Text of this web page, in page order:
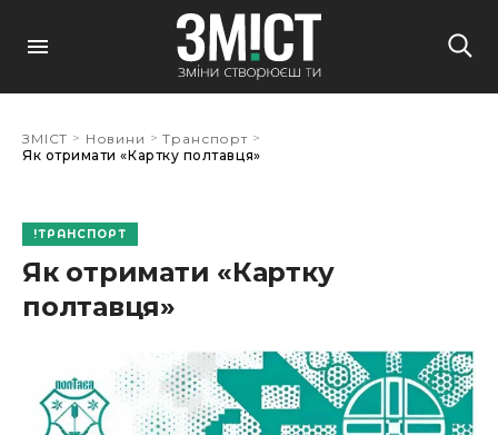
ЗМІСТ > Новини > Транспорт >
Як отримати «Картку полтавця»
ТРАНСПОРТ
Як отримати «Картку
полтавця»